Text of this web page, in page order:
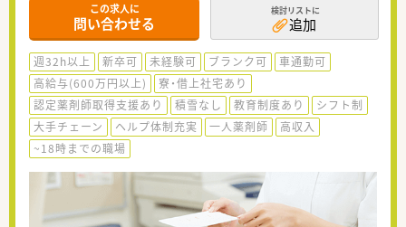
この求人に
問い合わせる
検討リストに
追加
週32h以上 新卒可 未経験可 ブランク可
車通勤可
高給与(600万円以上)
寮・借上社宅あり
認定薬剤師取得支援あり
積雪なし 教育制度あり
シフト制
大手チェーン
ヘルプ体制充実 一人薬剤師
高収入
~18時までの職場